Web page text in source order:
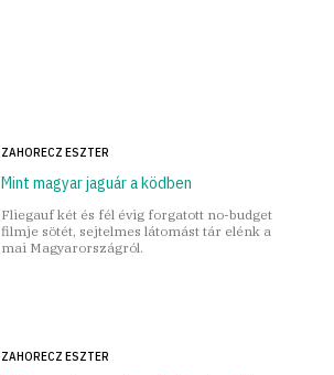
ZAHORECZ ESZTER
Mint magyar jaguár a ködben
Fliegauf két és fél évig forgatott no-budget
filmje sötét, sejtelmes látomást tár elénk a
mai Magyarországról.
ZAHORECZ ESZTER